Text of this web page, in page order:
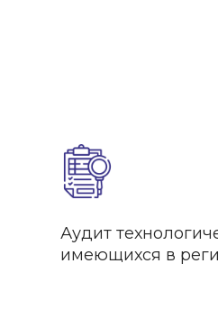
Аудит
имеющихся в